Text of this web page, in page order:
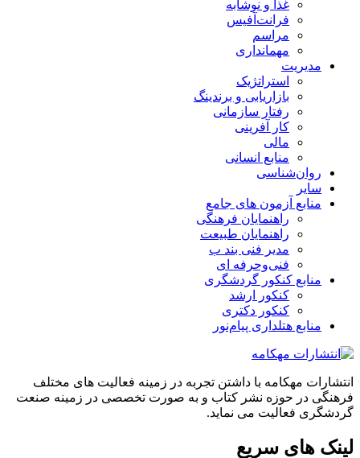
غذا و نوشابه
فرانت‌آفیس
مراسم
مهمانداری
مدیریت
استراتژیک
بازاریابی و برندینگ
رفتار سازمانی
کار آفرینی
مالی
منابع انسانی
روان‌شناسی
سایر
منابع آزمون های جامع
راهنمایان فرهنگی
راهنمایان طبیعت
مدیر فنی بند ب
فنی‌وحرفه‌ ای
منابع کنکور گردشگری
کنکور ارشد
کنکور دکتری
منابع هتلداری پیام‌نور
انتشارات مهکامه با داشتن تجربه در زمینه فعالیت های مختلف
فرهنگی در حوزه نشر کتاب و به صورت تخصصی در زمینه صنعت
گردشگری فعالیت می نماید.
لینک های سریع